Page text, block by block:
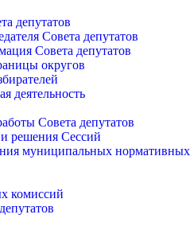
депутатов
Совета депутатов
Совета депутатов
округов
деятельность
Совета депутатов
решения Сессий
муниципальных нормативных
комиссий